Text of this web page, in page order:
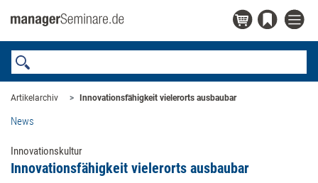
Artikelarchiv Innovationsfähigkeit vielerorts ausbaubar
News
Innovationskultur
Innovationsfähigkeit vielerorts ausbaubar